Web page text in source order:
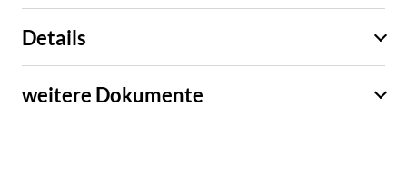
Details
weitere Dokumente